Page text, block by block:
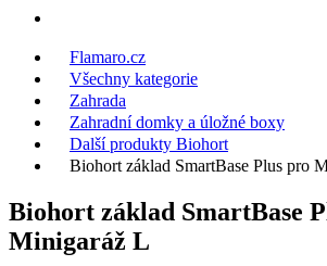
Flamaro.cz
Všechny kategorie
Zahrada
Zahradní domky a úložné boxy
Další produkty Biohort
Biohort základ SmartBase Plus pro
Biohort základ SmartBase
Minigaráž L